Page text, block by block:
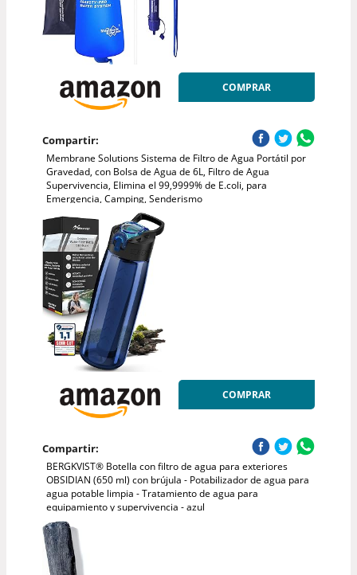
COMPRAR
Compartir:
Membrane Solutions Sistema de Filtro de Agua Portátil por
Gravedad, con Bolsa de Agua de 6L, Filtro de Agua
Supervivencia, Elimina el 99,9999% de E.coli, para
Emergencia, Camping, Senderismo
COMPRAR
Compartir:
BERGKVIST® Botella con filtro de agua para exteriores
OBSIDIAN (650 ml) con brújula - Potabilizador de agua para
agua potable limpia - Tratamiento de agua para
equipamiento y supervivencia - azul